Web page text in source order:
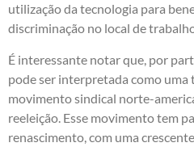
utilização da tecnologia para
discriminação no local de
É interessante notar que, por
pode ser interpretada como uma
movimento sindical norte-
reeleição. Esse movimento tem
renascimento, com uma